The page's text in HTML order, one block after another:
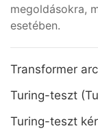
megoldásokra,
esetében.
Transformer
Turing-teszt
Turing-teszt